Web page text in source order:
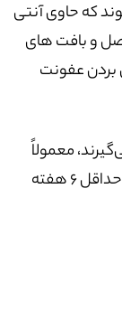
که حاوی آنتی
و بافت های
بردن عفونت
معمولاً
قبل از کاشت یک مفصل مصنوعی جدید، به حداقل 6 هفته